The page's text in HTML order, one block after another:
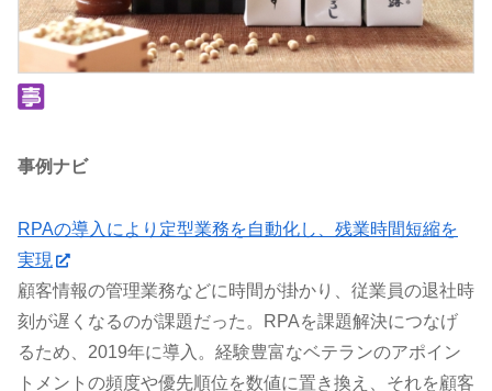
事例ナビ
RPAの導入により定型業務を自動化し、残業時間短縮を
実現
顧客情報の管理業務などに時間が掛かり、従業員の退社時
刻が遅くなるのが課題だった。RPAを課題解決につなげ
るため、2019年に導入。経験豊富なベテランのアポイン
トメントの頻度や優先順位を数値に置き換え、それを顧客